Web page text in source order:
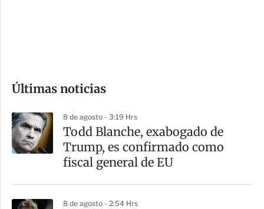
m
a
r
t
Últimas noticias
8 de agosto - 3:19 Hrs
Todd Blanche, exabogado de
Trump, es confirmado como
fiscal general de EU
8 de agosto - 2:54 Hrs